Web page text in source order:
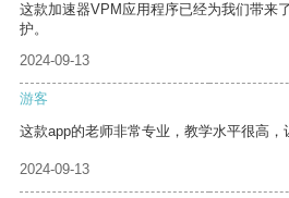
这款加速器VPM应用程序已经为我们带来
护。
2024-09-13
游客
这款app的老师非常专业，教学水平很高，
2024-09-13